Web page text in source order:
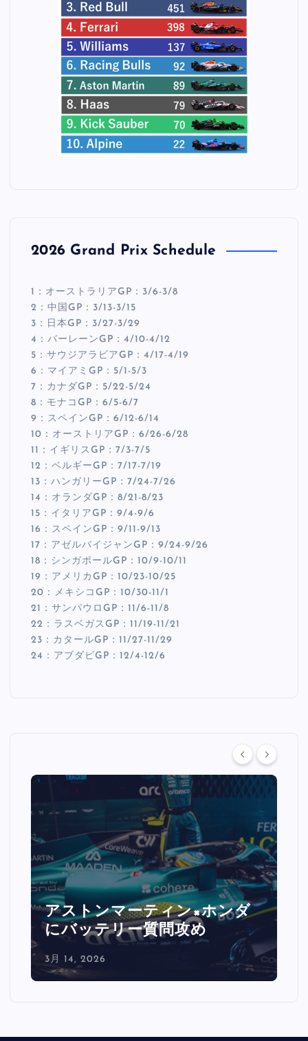
2026 Grand Prix Schedule
1：オーストラリアGP：3/6-3/8
2：中国GP：3/13-3/15
3：日本GP：3/27-3/29
4：バーレーンGP：4/10-4/12
5：サウジアラビアGP：4/17-4/19
6：マイアミGP：5/1-5/3
7：カナダGP：5/22-5/24
8：モナコGP：6/5-6/7
9：スペインGP：6/12-6/14
10：オーストリアGP：6/26-6/28
11：イギリスGP：7/3-7/5
12：ベルギーGP：7/17-7/19
13：ハンガリーGP：7/24-7/26
14：オランダGP：8/21-8/23
15：イタリアGP：9/4-9/6
16：スペインGP：9/11-9/13
17：アゼルバイジャンGP：9/24-9/26
18：シンガポールGP：10/9-10/11
19：アメリカGP：10/23-10/25
20：メキシコGP：10/30-11/1
21：サンパウロGP：11/6-11/8
22：ラスベガスGP：11/19-11/21
23：カタールGP：11/27-11/29
24：アブダビGP：12/4-12/6
ルクレール激怒「バックスト
レートで0.5秒消えた」
3月 14, 2026